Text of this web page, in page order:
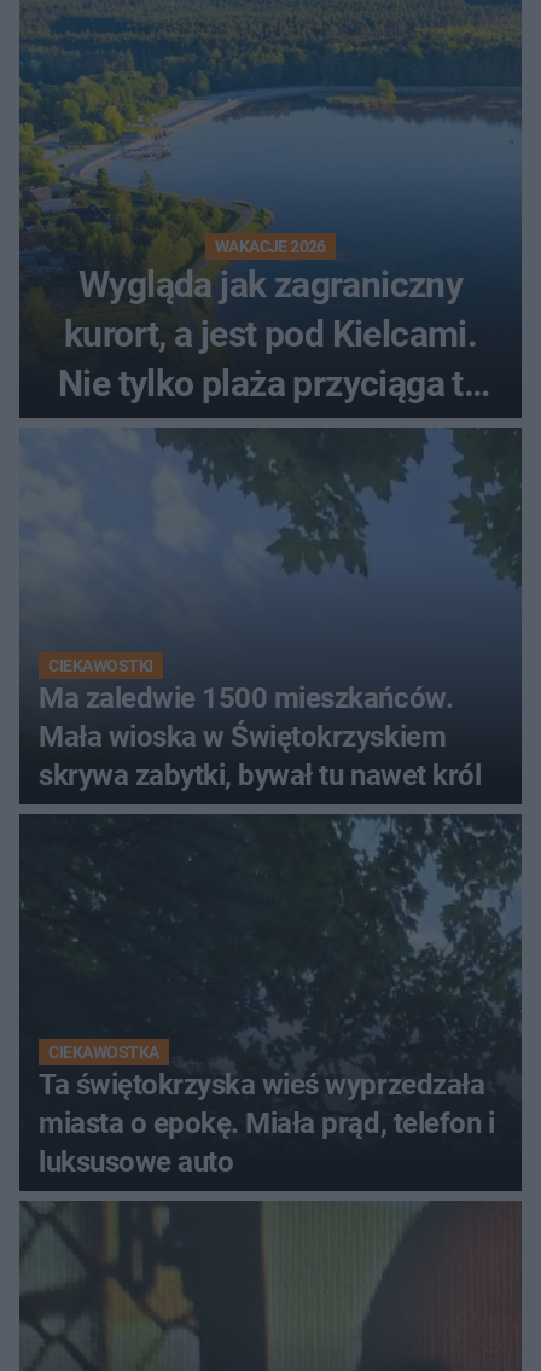
WAKACJE 2026
Wygląda jak zagraniczny
kurort, a jest pod Kielcami.
Nie tylko plaża przyciąga tu
ludzi
CIEKAWOSTKI
Ma zaledwie 1500 mieszkańców.
Mała wioska w Świętokrzyskiem
skrywa zabytki, bywał tu nawet król
CIEKAWOSTKA
Ta świętokrzyska wieś wyprzedzała
miasta o epokę. Miała prąd, telefon i
luksusowe auto